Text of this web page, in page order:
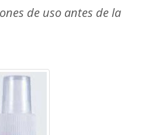
de uso antes de la